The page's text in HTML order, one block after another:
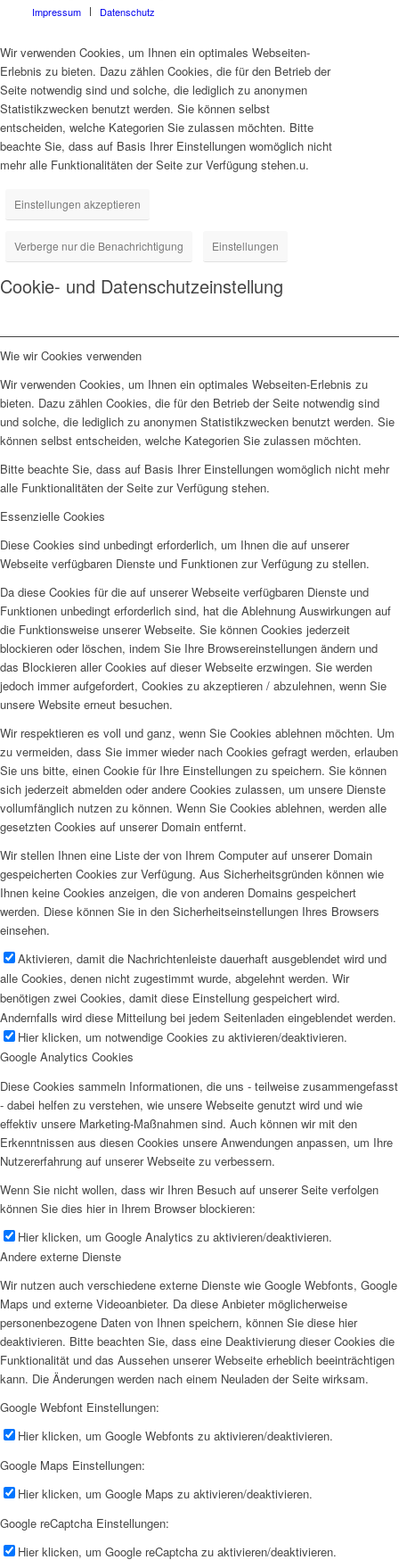
Impressum
Datenschutz
Wir verwenden Cookies, um Ihnen ein optimales Webseiten-
Erlebnis zu bieten. Dazu zählen Cookies, die für den Betrieb der
Seite notwendig sind und solche, die lediglich zu anonymen
Statistikzwecken benutzt werden. Sie können selbst
entscheiden, welche Kategorien Sie zulassen möchten. Bitte
beachte Sie, dass auf Basis Ihrer Einstellungen womöglich nicht
mehr alle Funktionalitäten der Seite zur Verfügung stehen.u.
Einstellungen akzeptieren
Verberge nur die Benachrichtigung Einstellungen
Cookie- und Datenschutzeinstellung
Wie wir Cookies verwenden
Wir verwenden Cookies, um Ihnen ein optimales Webseiten-Erlebnis zu
bieten. Dazu zählen Cookies, die für den Betrieb der Seite notwendig sind
und solche, die lediglich zu anonymen Statistikzwecken benutzt werden. Sie
können selbst entscheiden, welche Kategorien Sie zulassen möchten.
Bitte beachte Sie, dass auf Basis Ihrer Einstellungen womöglich nicht mehr
alle Funktionalitäten der Seite zur Verfügung stehen.
Essenzielle Cookies
Diese Cookies sind unbedingt erforderlich, um Ihnen die auf unserer
Webseite verfügbaren Dienste und Funktionen zur Verfügung zu stellen.
Da diese Cookies für die auf unserer Webseite verfügbaren Dienste und
Funktionen unbedingt erforderlich sind, hat die Ablehnung Auswirkungen auf
die Funktionsweise unserer Webseite. Sie können Cookies jederzeit
blockieren oder löschen, indem Sie Ihre Browsereinstellungen ändern und
das Blockieren aller Cookies auf dieser Webseite erzwingen. Sie werden
jedoch immer aufgefordert, Cookies zu akzeptieren / abzulehnen, wenn Sie
unsere Website erneut besuchen.
Wir respektieren es voll und ganz, wenn Sie Cookies ablehnen möchten. Um
zu vermeiden, dass Sie immer wieder nach Cookies gefragt werden, erlauben
Sie uns bitte, einen Cookie für Ihre Einstellungen zu speichern. Sie können
sich jederzeit abmelden oder andere Cookies zulassen, um unsere Dienste
vollumfänglich nutzen zu können. Wenn Sie Cookies ablehnen, werden alle
gesetzten Cookies auf unserer Domain entfernt.
Wir stellen Ihnen eine Liste der von Ihrem Computer auf unserer Domain
gespeicherten Cookies zur Verfügung. Aus Sicherheitsgründen können wie
Ihnen keine Cookies anzeigen, die von anderen Domains gespeichert
werden. Diese können Sie in den Sicherheitseinstellungen Ihres Browsers
einsehen.
Aktivieren, damit die Nachrichtenleiste dauerhaft ausgeblendet wird und
alle Cookies, denen nicht zugestimmt wurde, abgelehnt werden. Wir
benötigen zwei Cookies, damit diese Einstellung gespeichert wird.
Andernfalls wird diese Mitteilung bei jedem Seitenladen eingeblendet werden.
Hier klicken, um notwendige Cookies zu aktivieren/deaktivieren.
Google Analytics Cookies
Diese Cookies sammeln Informationen, die uns - teilweise zusammengefasst
- dabei helfen zu verstehen, wie unsere Webseite genutzt wird und wie
effektiv unsere Marketing-Maßnahmen sind. Auch können wir mit den
Erkenntnissen aus diesen Cookies unsere Anwendungen anpassen, um Ihre
Nutzererfahrung auf unserer Webseite zu verbessern.
Wenn Sie nicht wollen, dass wir Ihren Besuch auf unserer Seite verfolgen
können Sie dies hier in Ihrem Browser blockieren:
Hier klicken, um Google Analytics zu aktivieren/deaktivieren.
Andere externe Dienste
Wir nutzen auch verschiedene externe Dienste wie Google Webfonts, Google
Maps und externe Videoanbieter. Da diese Anbieter möglicherweise
personenbezogene Daten von Ihnen speichern, können Sie diese hier
deaktivieren. Bitte beachten Sie, dass eine Deaktivierung dieser Cookies die
Funktionalität und das Aussehen unserer Webseite erheblich beeinträchtigen
kann. Die Änderungen werden nach einem Neuladen der Seite wirksam.
Google Webfont Einstellungen:
Hier klicken, um Google Webfonts zu aktivieren/deaktivieren.
Google Maps Einstellungen:
Hier klicken, um Google Maps zu aktivieren/deaktivieren.
Google reCaptcha Einstellungen:
Hier klicken, um Google reCaptcha zu aktivieren/deaktivieren.